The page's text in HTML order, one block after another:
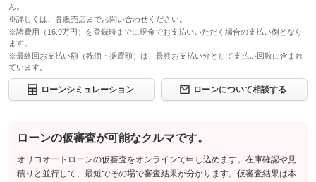
ん。
※詳しくは、各販売店までお問い合わせください。
※諸費用（16.9万円）を登録時までに現金でお支払いいただく場合の支払い例となり
ます。
※最終回お支払い額（残価・据置額）は、最終お支払い分として支払い回数に含まれ
ています。
ローンシミュレーション ローンについて相談する
ローンの仮審査が可能なクルマです。
オリコオートローンの仮審査をオンラインで申し込めます。在庫確認や見
積りと並行して、最短でその場で審査結果が分かります。仮審査結果は本